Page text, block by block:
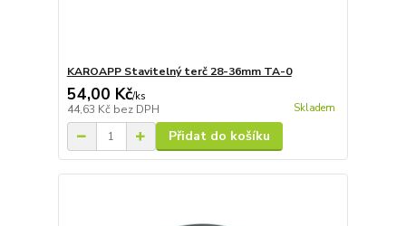
KAROAPP Stavitelný terč 28-36mm TA-0
54,00 Kč/ks
44,63 Kč bez DPH Skladem
Přidat do košíku